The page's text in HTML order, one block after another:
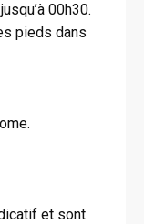
00h30.
pieds dans
et sont